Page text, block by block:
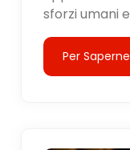
sforzi umani
Per